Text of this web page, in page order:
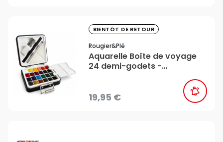
BIENTÔT DE RETOUR
Rougier&plé
Aquarelle Boîte de voyage
24 demi-godets -
19,95 €